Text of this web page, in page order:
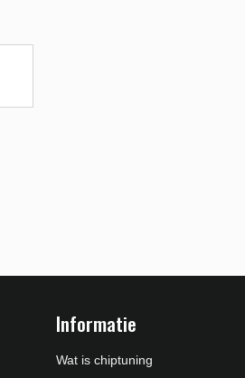
Informatie
Wat is chiptuning